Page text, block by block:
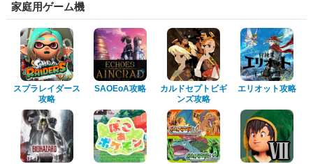
家庭用ゲーム機
スプラレイダース
攻略
SAOEoA攻略
カルドセプトビギ
ンズ攻略
エリオット攻略